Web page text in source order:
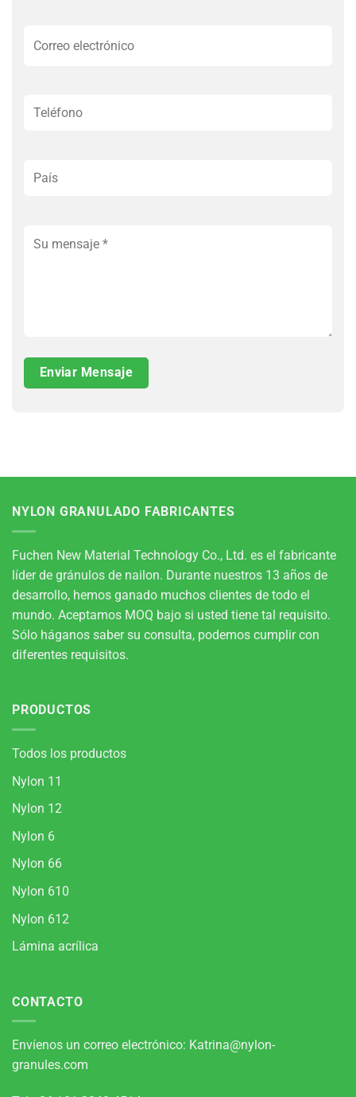
NYLON GRANULADO FABRICANTES
Fuchen New Material Technology Co., Ltd. es el fabricante
líder de gránulos de nailon. Durante nuestros 13 años de
desarrollo, hemos ganado muchos clientes de todo el
mundo. Aceptamos MOQ bajo si usted tiene tal requisito.
Sólo háganos saber su consulta, podemos cumplir con
diferentes requisitos.
PRODUCTOS
Todos los productos
Nylon 11
Nylon 12
Nylon 6
Nylon 66
Nylon 610
Nylon 612
Lámina acrílica
CONTACTO
Envíenos un correo electrónico: Katrina@nylon-
granules.com